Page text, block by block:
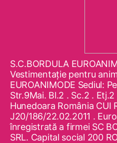
S.C.BORDULA
Vestimentaţie pentru
EUROANIMODE Sediul:
Str.9Mai. Bl.2 . Sc.2 .
Hunedoara România CUI
J20/186/22.02.2011 .
înregistrată a firmei SC
SRL. Capital social 200